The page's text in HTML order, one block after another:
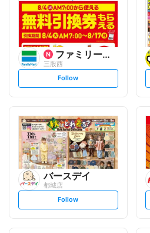
ファミリーマート
三股西
s
t
l
o
w
Follow
バースデイ
都城店
s
t
Follow